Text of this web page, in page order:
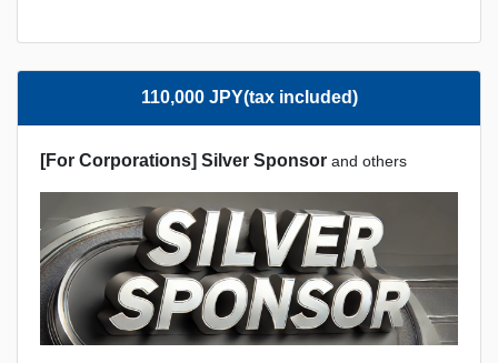
110,000 JPY(tax included)
[For Corporations] Silver Sponsor and others